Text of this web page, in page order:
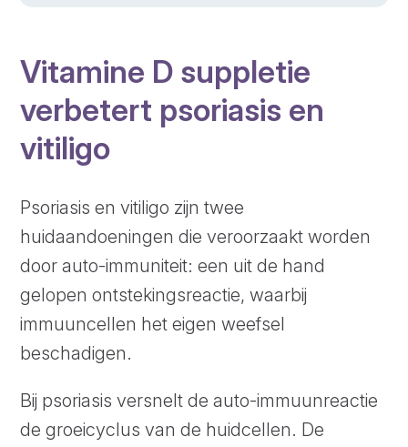
Vitamine D suppletie
verbetert psoriasis en
vitiligo
Psoriasis en vitiligo zijn twee
huidaandoeningen die veroorzaakt worden
door auto-immuniteit: een uit de hand
gelopen ontstekingsreactie, waarbij
immuuncellen het eigen weefsel
beschadigen.
Bij psoriasis versnelt de auto-immuunreactie
de groeicyclus van de huidcellen. De